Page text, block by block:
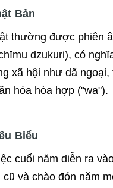
Bản
thường được phiên
dzukuri), có
xã hội như dã
hóa hòa hợp ("wa").
Biểu
cuối năm diễn ra
và chào đón năm